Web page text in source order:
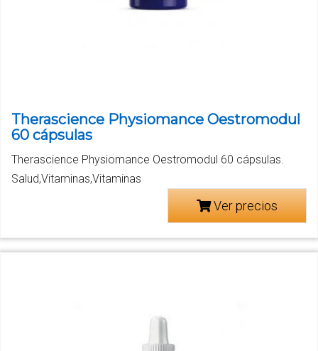
Therascience Physiomance Oestromodul
60 cápsulas
Therascience Physiomance Oestromodul 60 cápsulas.
Salud,Vitaminas,Vitaminas
Ver precios